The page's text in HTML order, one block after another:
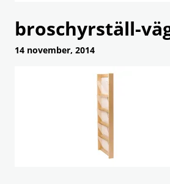
broschyrställ-
14 november, 2014